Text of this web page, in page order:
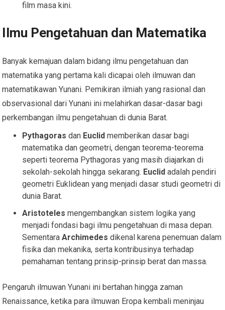
film masa kini.
Ilmu Pengetahuan dan Matematika
Banyak kemajuan dalam bidang ilmu pengetahuan dan
matematika yang pertama kali dicapai oleh ilmuwan dan
matematikawan Yunani. Pemikiran ilmiah yang rasional dan
observasional dari Yunani ini melahirkan dasar-dasar bagi
perkembangan ilmu pengetahuan di dunia Barat.
Pythagoras dan Euclid memberikan dasar bagi
matematika dan geometri, dengan teorema-teorema
seperti teorema Pythagoras yang masih diajarkan di
sekolah-sekolah hingga sekarang. Euclid adalah pendiri
geometri Euklidean yang menjadi dasar studi geometri di
dunia Barat.
Aristoteles mengembangkan sistem logika yang
menjadi fondasi bagi ilmu pengetahuan di masa depan.
SementaraArchimedes dikenal karena penemuan dalam
fisika dan mekanika, serta kontribusinya terhadap
pemahaman tentang prinsip-prinsip berat dan massa.
Pengaruh ilmuwan Yunani ini bertahan hingga zaman
Renaissance, ketika para ilmuwan Eropa kembali meninjau